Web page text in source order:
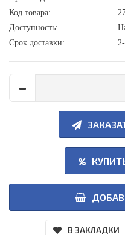
Код товара:
Доступность:
Срок доставки:
В ЗАКЛАДКИ